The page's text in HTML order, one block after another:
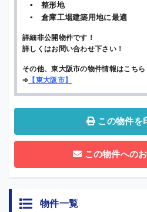
▪ 整形地
▪ 倉庫工場建築用地に最適
詳細非公開物件です！
詳しくはお問い合わせ下さい！
その他、東大阪市の物件情報はこちら
➾ 【東大阪市】
この物件を
この物件への
物件一覧